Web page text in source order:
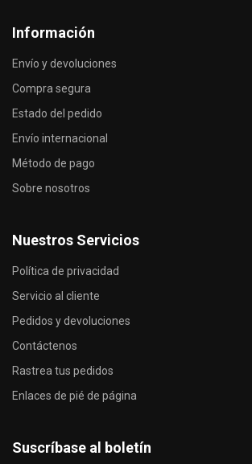
Información
Envío y devoluciones
Compra segura
Estado del pedido
Envío internacional
Método de pago
Sobre nosotros
Nuestros Servicios
Política de privacidad
Servicio al cliente
Pedidos y devoluciones
Contáctenos
Rastrea tus pedidos
Enlaces de pié de página
Suscríbase al boletín